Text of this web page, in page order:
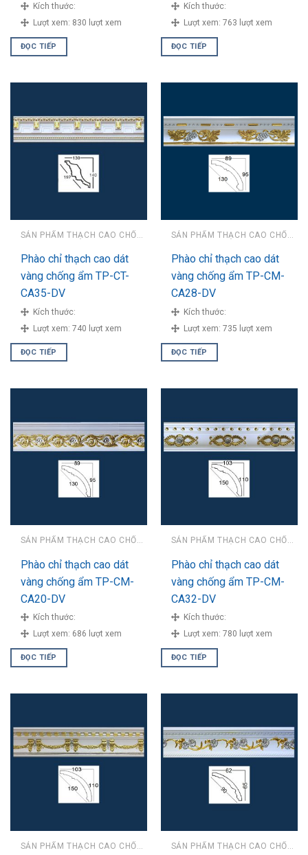
Kích thước:
Lượt xem: 830 lượt xem
ĐỌC TIẾP
Kích thước:
Lượt xem: 763 lượt xem
ĐỌC TIẾP
Phào chỉ thạch cao dát
vàng chống ẩm TP-CT-
CA35-DV
Kích thước:
Lượt xem: 740 lượt xem
ĐỌC TIẾP
Phào chỉ thạch cao dát
vàng chống ẩm TP-CM-
CA28-DV
Kích thước:
Lượt xem: 735 lượt xem
ĐỌC TIẾP
SẢN PHẨM THẠCH CAO CHỐNG ẨM
Phào chỉ thạch cao dát
vàng chống ẩm TP-CM-
CA20-DV
Kích thước:
Lượt xem: 686 lượt xem
ĐỌC TIẾP
SẢN PHẨM THẠCH CAO CHỐNG ẨM
Phào chỉ thạch cao dát
vàng chống ẩm TP-CM-
CA32-DV
Kích thước:
Lượt xem: 780 lượt xem
ĐỌC TIẾP